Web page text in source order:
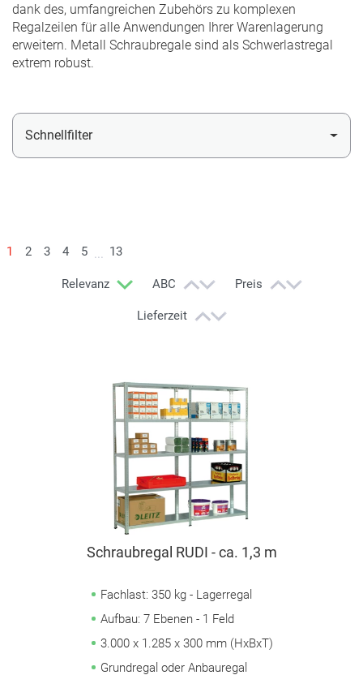
dank des, umfangreichen Zubehörs zu komplexen
Regalzeilen für alle Anwendungen Ihrer Warenlagerung
erweitern. Metall Schraubregale sind als Schwerlastregal
extrem robust.
Schnellfilter
1 2 3 4 5 ... 13
Relevanz ABC Preis
Lieferzeit
Schraubregal RUDI - ca. 1,3 m
Fachlast: 350 kg - Lagerregal
Aufbau: 7 Ebenen - 1 Feld
3.000 x 1.285 x 300 mm (HxBxT)
Grundregal oder Anbauregal